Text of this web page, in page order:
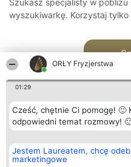
ORŁY Fryzjerstwa
01:29
Cześć, chętnie Ci pomogę! 🙂
odpowiedni temat rozmowy!
Jestem Laureatem, chcę
marketingowe
Szukasz specjalisty w pobliżu
wyszukiwarkę. Korzystaj tylko
Organizator plebiscytu
Bright Side Solutions sp. z o.
o. sp. k.